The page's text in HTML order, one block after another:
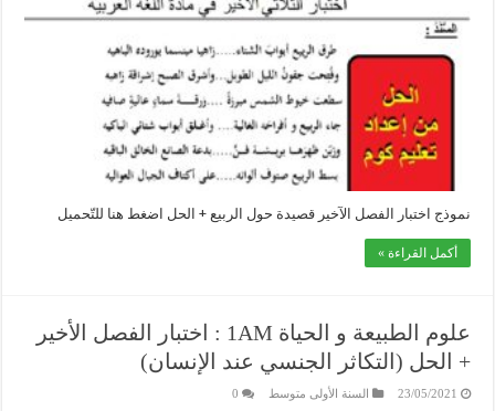
نموذج اختبار الفصل الآخير قصيدة حول الربيع + الحل اضغط هنا للتّحميل
أكمل القراءة »
علوم الطبيعة و الحياة 1AM : اختبار الفصل الأخير
+ الحل (التكاثر الجنسي عند الإنسان)
23/05/2021 السنة الأولى متوسط 0